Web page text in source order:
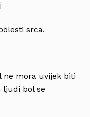
srca.
ne mora uvijek biti
ljudi bol se